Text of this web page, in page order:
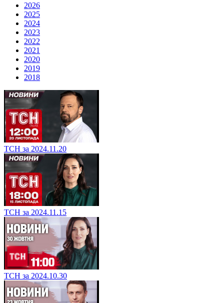
2026
2025
2024
2023
2022
2021
2020
2019
2018
ТСН за 2024.11.20
ТСН за 2024.11.15
ТСН за 2024.10.30